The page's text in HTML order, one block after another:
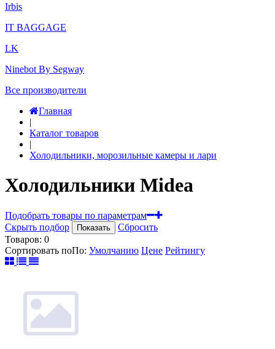
Irbis
IT BAGGAGE
LK
Ninebot By Segway
Все производители
Главная
|
Каталог товаров
|
Холодильники, морозильные камеры и лари
Холодильники Midea
Подобрать товары по параметрам
Скрыть подбор
Показать
Сбросить
Товаров: 0
Сортировать поПо: Умолчанию Цене Рейтингу